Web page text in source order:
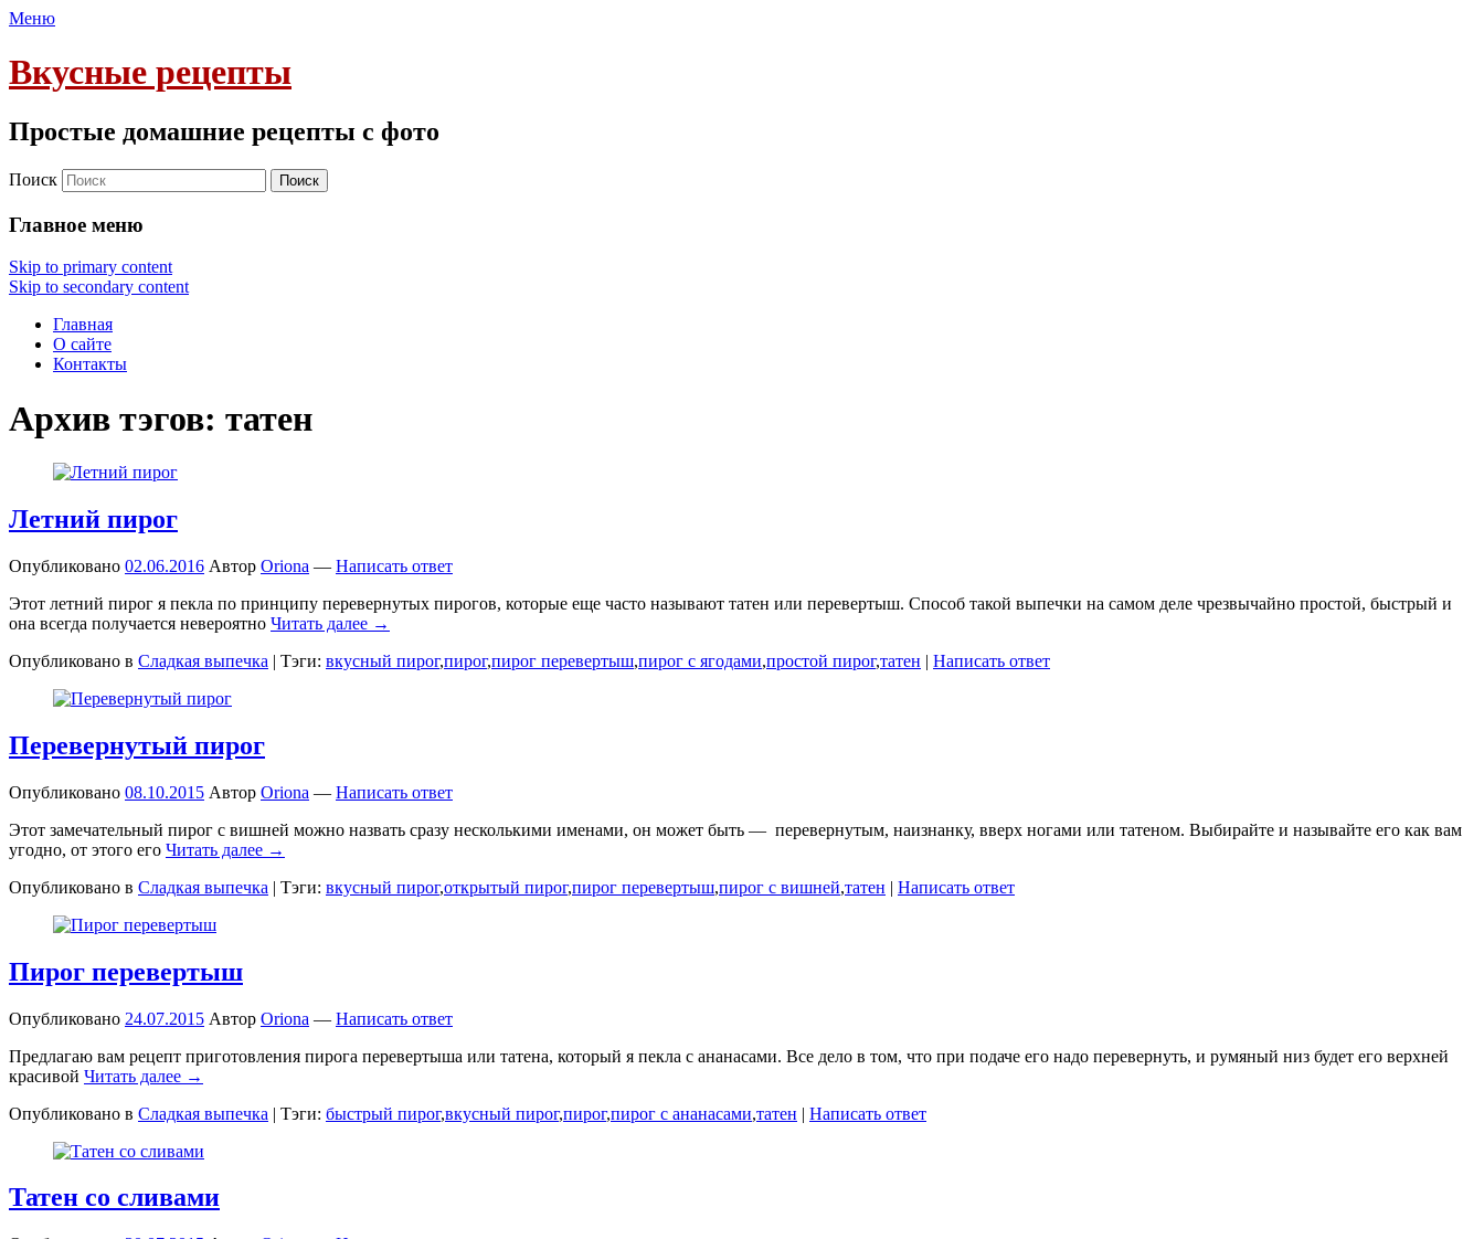
Меню
Вкусные рецепты
Простые домашние рецепты с фото
Поиск
Главное меню
Skip to primary content
Skip to secondary content
Главная
О сайте
Контакты
Архив тэгов: татен
Летний пирог
Опубликовано 02.06.2016 Автор Oriona — Написать ответ
Этот летний пирог я пекла по принципу перевернутых пирогов, которые еще часто называют татен или перевертыш. Способ такой выпечки на самом деле чрезвычайно простой, быстрый и
она всегда получается невероятно Читать далее →
Опубликовано в Сладкая выпечка | Тэги: вкусный пирог,пирог,пирог перевертыш,пирог с ягодами,простой пирог,татен | Написать ответ
Перевернутый пирог
Опубликовано 08.10.2015 Автор Oriona — Написать ответ
Этот замечательный пирог с вишней можно назвать сразу несколькими именами, он может быть — перевернутым, наизнанку, вверх ногами или татеном. Выбирайте и называйте его как вам
угодно, от этого его Читать далее →
Опубликовано в Сладкая выпечка | Тэги: вкусный пирог,открытый пирог,пирог перевертыш,пирог с вишней,татен | Написать ответ
Пирог перевертыш
Опубликовано 24.07.2015 Автор Oriona — Написать ответ
Предлагаю вам рецепт приготовления пирога перевертыша или татена, который я пекла с ананасами. Все дело в том, что при подаче его надо перевернуть, и румяный низ будет его верхней
красивой Читать далее →
Опубликовано в Сладкая выпечка | Тэги: быстрый пирог,вкусный пирог,пирог,пирог с ананасами,татен | Написать ответ
Татен со сливами